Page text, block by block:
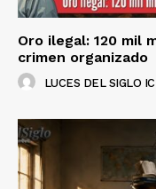
Oro ilegal: 120 mil
crimen organizado
LUCES DEL SIGLO IC